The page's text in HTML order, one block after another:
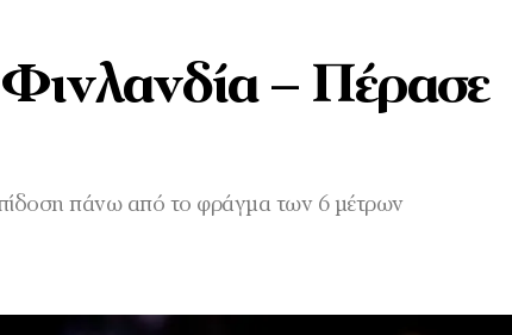
– Πέρασε
πάνω από το φράγμα των 6 μέτρων